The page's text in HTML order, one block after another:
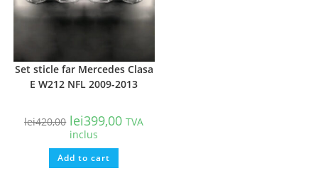
Set sticle far Mercedes Clasa
E W212 NFL 2009-2013
lei420,00 lei399,00 TVA
inclus
Add to cart